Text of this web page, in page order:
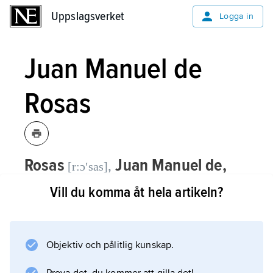
Uppslagsverket Logga in
Juan Manuel de
Rosas
Rosas [r:ɔʹsas], Juan Manuel de,
1793–1877, argentinsk politisk ledare.
partiet. Han var guvernör – nyckelposten i
Vill du komma åt hela artikeln?
Objektiv och pålitlig kunskap.